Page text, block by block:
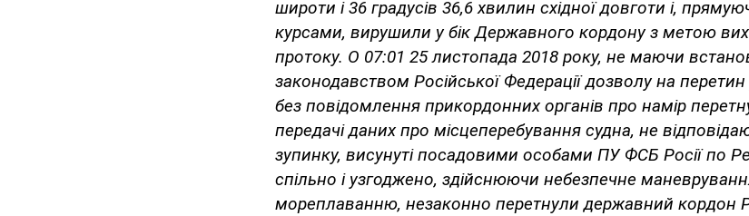
широти і 36 градусів 36,6 хвилин східної довготи і,
курсами, вирушили у бік Державного кордону з метою
протоку. О 07:01 25 листопада 2018 року, не маючи
законодавством Російської Федерації дозволу на
без повідомлення прикордонних органів про намір
передачі даних про місцеперебування судна, не
зупинку, висунуті посадовими особами ПУ ФСБ Росії по
спільно і узгоджено, здійснюючи небезпечне
мореплаванню, незаконно перетнули державний кордон